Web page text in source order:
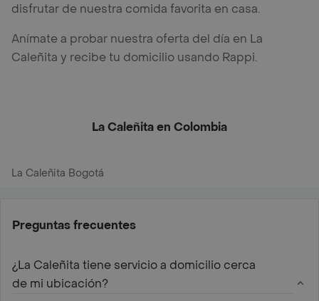
disfrutar de nuestra comida favorita en casa.
Anímate a probar nuestra oferta del día en La
Caleñita y recibe tu domicilio usando Rappi.
La Caleñita en Colombia
La Caleñita Bogotá
Preguntas frecuentes
¿La Caleñita tiene servicio a domicilio cerca
de mi ubicación?